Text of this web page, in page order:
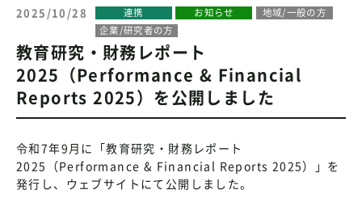
2025/10/28 連携 お知らせ
地域/一般の方
企業/研究者の方
教育研究・財務レポート
2025（Performance & Financial
Reports 2025）を公開しました
令和7年9月に「教育研究・財務レポート
2025（Performance & Financial Reports 2025）」を
発行し、ウェブサイトにて公開しました。